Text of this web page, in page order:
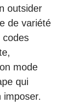
outsider
de variété
codes
mode
qui
imposer.